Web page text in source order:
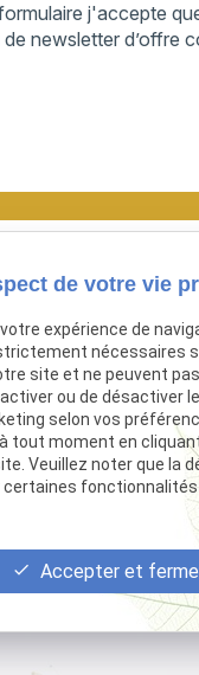
j'accepte
newsletter d’offre
02
de votre vie
expérience de
nécessaires
site et ne peuvent
ou de désactiver
selon vos
tout moment en
Veuillez noter que la
fonctionnalités
Accepter et